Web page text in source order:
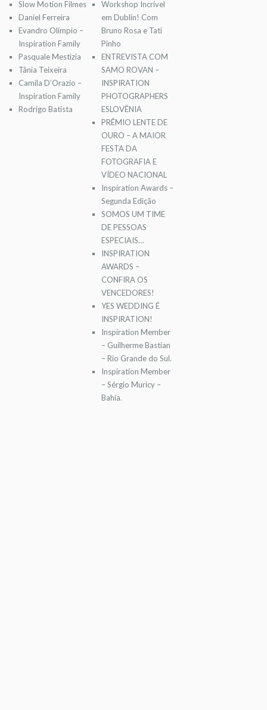
Slow Motion Filmes
Daniel Ferreira
Evandro Olímpio –
Inspiration Family
Pasquale Mestizia
Tânia Teixeira
Camila D’Orazio –
Inspiration Family
Rodrigo Batista
Workshop Incrível
em Dublin! Com
Bruno Rosa e Tati
Pinho
ENTREVISTA COM
SAMO ROVAN –
INSPIRATION
PHOTOGRAPHERS
ESLOVÊNIA
PRÊMIO LENTE DE
OURO – A MAIOR
FESTA DA
FOTOGRAFIA E
VÍDEO NACIONAL
Inspiration Awards –
Segunda Edição
SOMOS UM TIME
DE PESSOAS
ESPECIAIS…
INSPIRATION
AWARDS –
CONFIRA OS
VENCEDORES!
YES WEDDING É
INSPIRATION!
Inspiration Member
– Guilherme Bastian
– Rio Grande do Sul.
Inspiration Member
– Sérgio Muricy –
Bahia.